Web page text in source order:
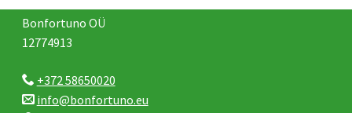
Bonfortuno OÜ
12774913
+372 58650020
info@bonfortuno.eu